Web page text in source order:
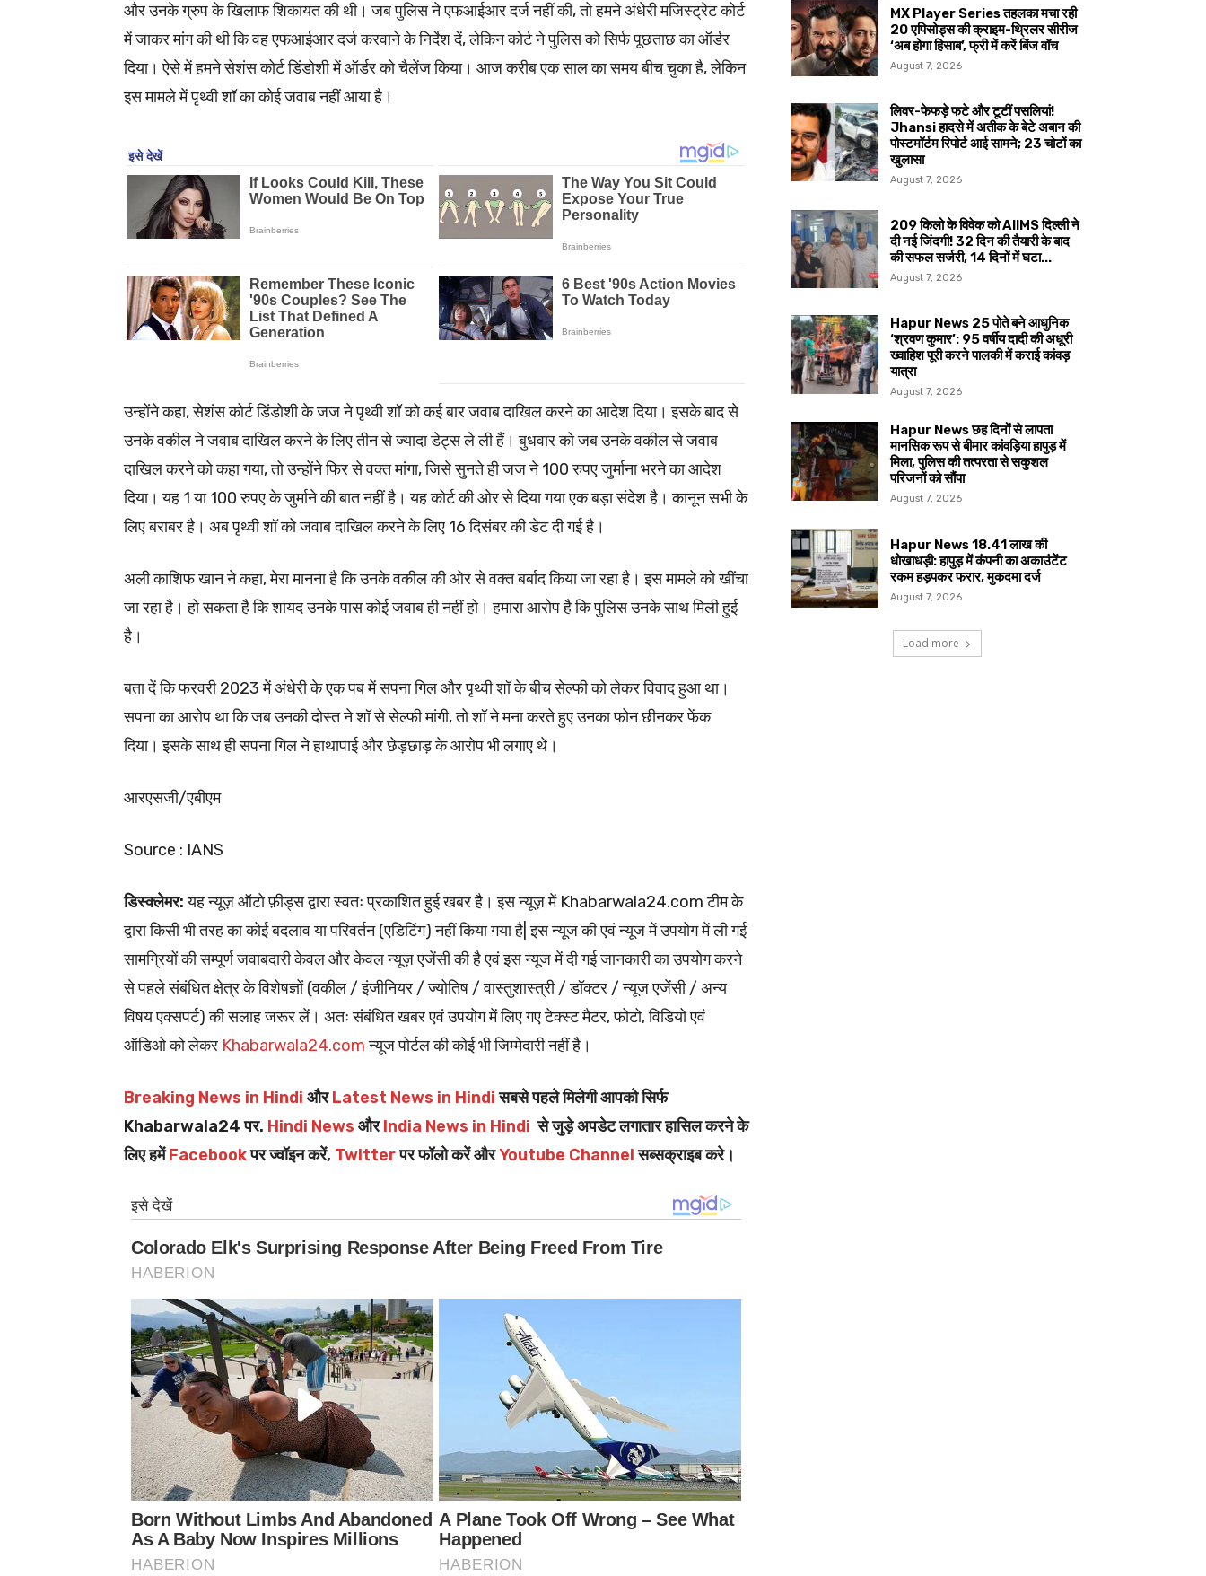
और उनके ग्रुप के खिलाफ शिकायत की थी। जब पुलिस ने एफआईआर दर्ज नहीं की, तो हमने अंधेरी मजिस्ट्रेट कोर्ट
में जाकर मांग की थी कि वह एफआईआर दर्ज करवाने के निर्देश दें, लेकिन कोर्ट ने पुलिस को सिर्फ पूछताछ का ऑर्डर
दिया। ऐसे में हमने सेशंस कोर्ट डिंडोशी में ऑर्डर को चैलेंज किया। आज करीब एक साल का समय बीच चुका है, लेकिन
इस मामले में पृथ्वी शॉ का कोई जवाब नहीं आया है।
उन्होंने कहा, सेशंस कोर्ट डिंडोशी के जज ने पृथ्वी शॉ को कई बार जवाब दाखिल करने का आदेश दिया। इसके बाद से
उनके वकील ने जवाब दाखिल करने के लिए तीन से ज्यादा डेट्स ले ली हैं। बुधवार को जब उनके वकील से जवाब
दाखिल करने को कहा गया, तो उन्होंने फिर से वक्त मांगा, जिसे सुनते ही जज ने 100 रुपए जुर्माना भरने का आदेश
दिया। यह 1 या 100 रुपए के जुर्माने की बात नहीं है। यह कोर्ट की ओर से दिया गया एक बड़ा संदेश है। कानून सभी के
लिए बराबर है। अब पृथ्वी शॉ को जवाब दाखिल करने के लिए 16 दिसंबर की डेट दी गई है।
अली काशिफ खान ने कहा, मेरा मानना है कि उनके वकील की ओर से वक्त बर्बाद किया जा रहा है। इस मामले को खींचा
जा रहा है। हो सकता है कि शायद उनके पास कोई जवाब ही नहीं हो। हमारा आरोप है कि पुलिस उनके साथ मिली हुई
है।
बता दें कि फरवरी 2023 में अंधेरी के एक पब में सपना गिल और पृथ्वी शॉ के बीच सेल्फी को लेकर विवाद हुआ था।
सपना का आरोप था कि जब उनकी दोस्त ने शॉ से सेल्फी मांगी, तो शॉ ने मना करते हुए उनका फोन छीनकर फेंक
दिया। इसके साथ ही सपना गिल ने हाथापाई और छेड़छाड़ के आरोप भी लगाए थे।
आरएसजी/एबीएम
Source : IANS
डिस्क्लेमर:यह न्यूज़ ऑटो फ़ीड्स द्वारा स्वतः प्रकाशित हुई खबर है। इस न्यूज़ में Khabarwala24.com टीम के
द्वारा किसी भी तरह का कोई बदलाव या परिवर्तन (एडिटिंग) नहीं किया गया है| इस न्यूज की एवं न्यूज में उपयोग में ली गई
सामग्रियों की सम्पूर्ण जवाबदारी केवल और केवल न्यूज़ एजेंसी की है एवं इस न्यूज में दी गई जानकारी का उपयोग करने
से पहले संबंधित क्षेत्र के विशेषज्ञों (वकील / इंजीनियर / ज्योतिष / वास्तुशास्त्री / डॉक्टर / न्यूज़ एजेंसी / अन्य
विषय एक्सपर्ट) की सलाह जरूर लें। अतः संबंधित खबर एवं उपयोग में लिए गए टेक्स्ट मैटर, फोटो, विडियो एवं
ऑडिओ को लेकर Khabarwala24.comन्यूज पोर्टल की कोई भी जिम्मेदारी नहीं है।
Breaking News in Hindi औरLatest News in Hindiसबसे पहले मिलेगी आपको सिर्फ
Khabarwala24 पर. Hindi News औरIndia News in Hindi से जुड़े अपडेट लगातार हासिल करने के
लिए हमेंFacebookपर ज्वॉइन करें, Twitterपर फॉलो करें औरYoutube Channelसब्सक्राइब करे।
MX Player Series तहलका मचा रही
20 एपिसोड्स की क्राइम-थ्रिलर सीरीज
‘अब होगा हिसाब’, फ्री में करें बिंज वॉच
August 7, 2026
लिवर-फेफड़े फटे और टूटीं पसलियां!
Jhansi हादसे में अतीक के बेटे अबान की
पोस्टमॉर्टम रिपोर्ट आई सामने; 23 चोटों का
खुलासा
August 7, 2026
209 किलो के विवेक को AIIMS दिल्ली ने
दी नई जिंदगी! 32 दिन की तैयारी के बाद
की सफल सर्जरी, 14 दिनों में घटा...
August 7, 2026
Hapur News 25 पोते बने आधुनिक
‘श्रवण कुमार’: 95 वर्षीय दादी की अधूरी
ख्वाहिश पूरी करने पालकी में कराई कांवड़
यात्रा
August 7, 2026
Hapur News छह दिनों से लापता
मानसिक रूप से बीमार कांवड़िया हापुड़ में
मिला, पुलिस की तत्परता से सकुशल
परिजनों को सौंपा
August 7, 2026
Hapur News 18.41 लाख की
धोखाधड़ी: हापुड़ में कंपनी का अकाउंटेंट
रकम हड़पकर फरार, मुकदमा दर्ज
August 7, 2026
Load more